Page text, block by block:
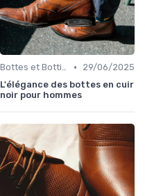
Bottes et Bottines •
29/06/2025
L'élégance des bottes en cuir
noir pour hommes